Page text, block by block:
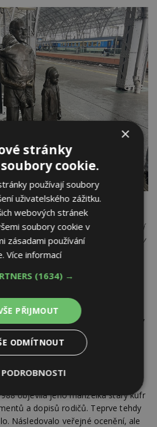
na hlavní nádražní budovy se
na nástupišti č. 1. Ten
září 2009 při příležitosti vypravení
Sousoší znázorňuje tři postavy
jednoho ze zachráněných dětí
tříletého Hansiho, který přijel do
Autorkou je sochařka Flor
Eliška Kopačková
vyjadřuje jinou fázi příběhu: odjezd,
vytvářejí tichou mapu lidské
jako hrdina. O celé
ani jeho děti netušily, co jejich
objevila jeho manželka starý kufr
a dopisů rodičů. Teprve tehdy
Následovalo veřejné ocenění, ale
×
stránky
cookie.
používají soubory
uživatelského zážitku.
webových stránek
soubory cookie v
zásadami používání
Více informací
(1634) →
PŘIJMOUT
ODMÍTNOUT
Výkonové
soubory
Soubory
cílení